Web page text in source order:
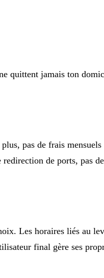
quittent jamais ton
pas de frais
de ports, pas
Les horaires liés au
final gère ses